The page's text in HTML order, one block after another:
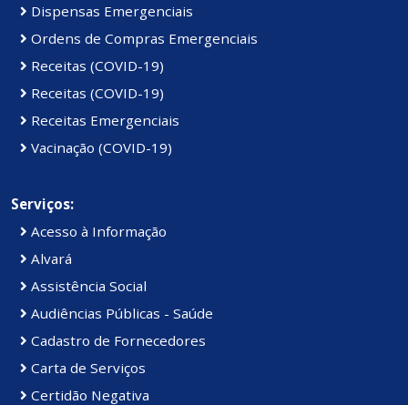
Dispensas Emergenciais
Ordens de Compras Emergenciais
Receitas (COVID-19)
Receitas (COVID-19)
Receitas Emergenciais
Vacinação (COVID-19)
Serviços:
Acesso à Informação
Alvará
Assistência Social
Audiências Públicas - Saúde
Cadastro de Fornecedores
Carta de Serviços
Certidão Negativa